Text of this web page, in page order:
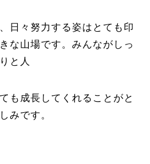
日々努力する姿はとても印
な山場です。みんながしっ
と人
も成長してくれることがと
みです。